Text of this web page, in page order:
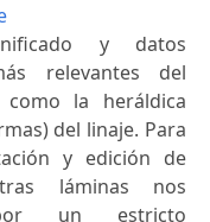
y datos
relevantes del
la heráldica
del linaje. Para
y edición de
láminas nos
un estricto